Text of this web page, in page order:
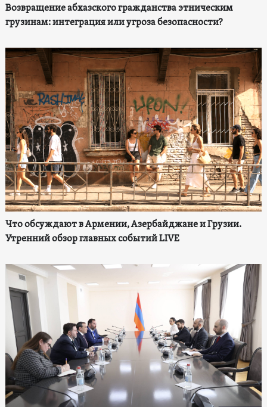
Возвращение абхазского гражданства этническим
грузинам: интеграция или угроза безопасности?
Что обсуждают в Армении, Азербайджане и Грузии.
Утренний обзор главных событий LIVE